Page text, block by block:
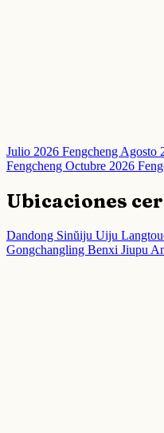
Julio 2026 FengchengAgosto
Fengcheng Octubre 2026
Ubicaciones
Dandong Sinŭiju Uiju
Gongchangling Benxi Jiupu